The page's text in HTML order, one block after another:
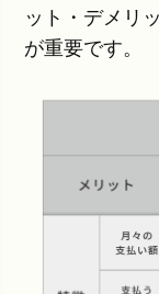
ット・デメリ
が重要です。